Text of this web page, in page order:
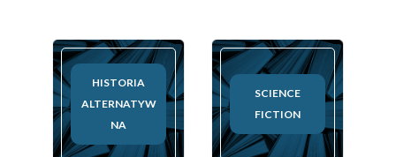
HISTORIA
ALTERNATYW
NA
SCIENCE
FICTION